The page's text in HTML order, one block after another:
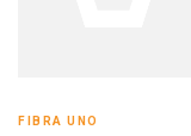
FIBRA UNO